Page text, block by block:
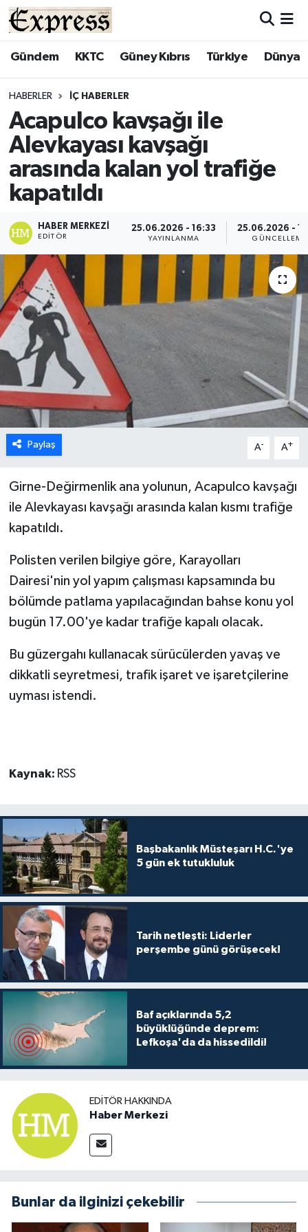
Gündem KKTC Güney Kıbrıs Türkiye Dünya
HABERLER İÇ HABERLER
Acapulco kavşağı ile
Alevkayası kavşağı
arasında kalan yol trafiğe
kapatıldı
HABER MERKEZI
EDITÖR
25.06.2026 - 16:33
YAYINLANMA
25.06.2026 -
GÜNCELLEME
Paylaş A- A+
Girne-Değirmenlik ana yolunun, Acapulco kavşağı
ile Alevkayası kavşağı arasında kalan kısmı trafiğe
kapatıldı.
Polisten verilen bilgiye göre, Karayolları
Dairesi'nin yol yapım çalışması kapsamında bu
bölümde patlama yapılacağından bahse konu yol
bugün 17.00'ye kadar trafiğe kapalı olacak.
Bu güzergahı kullanacak sürücülerden yavaş ve
dikkatli seyretmesi, trafik işaret ve işaretçilerine
uyması istendi.
Kaynak: RSS
Başbakanlık Müsteşarı H.C.'ye
5 gün ek tutukluluk
Tarih netleşti: Liderler
perşembe günü görüşecek!
Baf açıklarında 5,2
büyüklüğünde deprem:
Lefkoşa'da da hissedildi!
EDITÖR HAKKINDA
Haber Merkezi
Bunlar da ilginizi çekebilir
ALAYKÖY
BİLİM
ÇATALKÖY
DÜNYA
EĞİTİM
EKONOMİ
ENGLISH
ESENTEPE
GAZİMAĞUSA
GÜNDEM
İÇ HABERLER
LAPTA
MAGAZİN
Nöbetçi Eczaneler
TATLISU
TEKNOLOJİ
TİCARET
YAŞAM
Hava Durumu
Süper Lig Puan Durumu ve Fikstür
Tüm Manşetler
Son Dakika Haberleri
Haber Arşivi